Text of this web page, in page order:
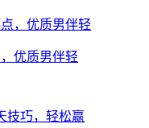
优质男伴轻